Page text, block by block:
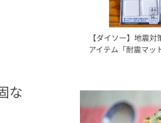
な
【ダイソー】地震
アイテム「耐震マッ